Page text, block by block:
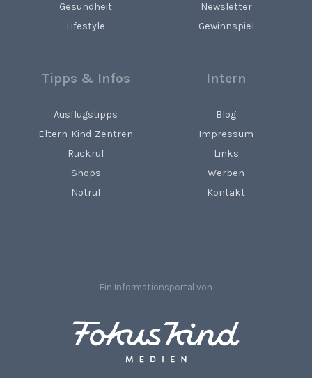
Gesundheit
Lifestyle
Newsletter
Gewinnspiel
Tipps & Infos
Ausflugstipps
Eltern-Kind-Zentren
Rückruf
Shops
Notruf
Intern
Blog
Impressum
Links
Werben
Kontakt
Ein Informationsportal von